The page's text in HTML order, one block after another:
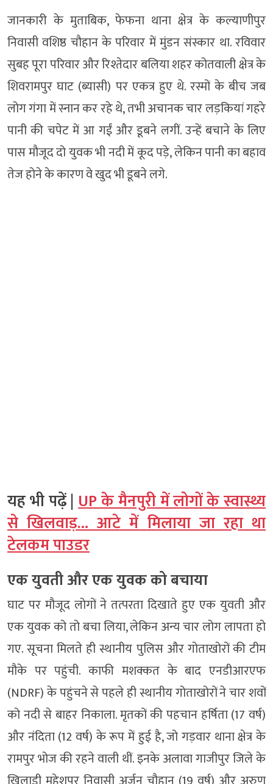
जानकारी के मुताबिक, फेफना थाना क्षेत्र के कल्याणीपुर
निवासी वशिष्ठ चौहान के परिवार में मुंडन संस्कार था. रविवार
सुबह पूरा परिवार और रिश्तेदार बलिया शहर कोतवाली क्षेत्र के
शिवरामपुर घाट (ब्यासी) पर एकत्र हुए थे. रस्मों के बीच जब
लोग गंगा में स्नान कर रहे थे, तभी अचानक चार लड़कियां गहरे
पानी की चपेट में आ गईं और डूबने लगीं. उन्हें बचाने के लिए
पास मौजूद दो युवक भी नदी में कूद पड़े, लेकिन पानी का बहाव
तेज होने के कारण वे खुद भी डूबने लगे.
यह भी पढ़ें |UP के मैनपुरी में लोगों के स्वास्थ्य
से खिलवाड़… आटे में मिलाया जा रहा था
टेलकम पाउडर
एक युवती और एक युवक को बचाया
घाट पर मौजूद लोगों ने तत्परता दिखाते हुए एक युवती और
एक युवक को तो बचा लिया, लेकिन अन्य चार लोग लापता हो
गए. सूचना मिलते ही स्थानीय पुलिस और गोताखोरों की टीम
मौके पर पहुंची. काफी मशक्कत के बाद एनडीआरएफ
(NDRF) के पहुंचने से पहले ही स्थानीय गोताखोरों ने चार शवों
को नदी से बाहर निकाला. मृतकों की पहचान हर्षिता (17 वर्ष)
और नंदिता (12 वर्ष) के रूप में हुई है, जो गड़वार थाना क्षेत्र के
रामपुर भोज की रहने वाली थीं. इनके अलावा गाजीपुर जिले के